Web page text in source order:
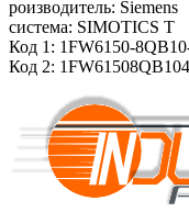
роизводитель: Siemens
система: SIMOTICS T
Код 1: 1FW6150-
Код 2: